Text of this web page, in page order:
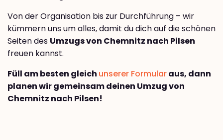
Von der Organisation bis zur Durchführung – wir
kümmern uns um alles, damit du dich auf die schönen
Seiten des Umzugs von Chemnitz nach Pilsen
freuen kannst.
Füll am besten gleich unserer Formularaus, dann
planen wir gemeinsam deinen Umzug von
Chemnitz nach Pilsen!